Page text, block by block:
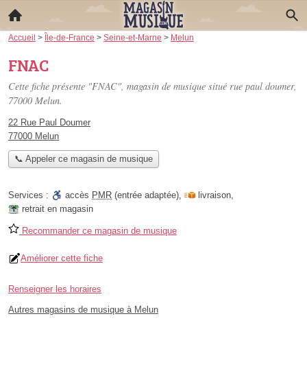
Accueil > Île-de-France > Seine-et-Marne > Melun
FNAC
Cette fiche présente "FNAC", magasin de musique situé rue paul doumer,
77000 Melun.
22 Rue Paul Doumer
77000 Melun
📞 Appeler ce magasin de musique
Services : accès PMR (entrée adaptée), livraison,
retrait en magasin
Recommander ce magasin de musique
Améliorer cette fiche
Renseigner les horaires
Autres magasins de musique à Melun